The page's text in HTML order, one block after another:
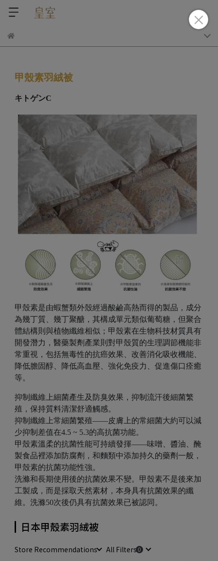
甲殼素羽絨被
キトゲンC
甲殼素是由蝦蟹類外殼經過酸鹼高熱而得的製品，成分
為幾丁質、幾丁聚醣，其構成單元類似葡萄糖，但聚合
體結構則與植物纖維相似；甲殼素在生物科技材質具有
開發潛力，醫藥製劑產業則對甲殼質的生理調節機能非
常重視，包括無毒性的抗癌效果、改善消化吸收機能、
降低膽固醇、降低高血壓、強化免疫力、促進傷口痊癒
等。
抑制纖維上細菌產生及防臭效果，抑制流汗後細菌繁
殖，保持質料清潔舒適觸感。
抑制纖維上常細菌繁殖——皮膚上的常細菌大約可以減
少抑制差值在4.5 ~ 5.3的高抗菌功能。
甲殼素溫柔的抗菌性能可持續發揮——味噌、醬油、醃
製食品裡添加防腐劑，和麵類中添加持久的藥劑一般，
甲殼素的抗菌功能性強。
洗滌和長期使用後的抗菌效果不變。甲殼素不是後來加
工製成，而是採取天然素材，本身具有抗菌效果的纖
維。洗滌50次後仍具有抗菌效果已被認同。
日本甲殼素羽絨被
Store Recommendations
All Filters